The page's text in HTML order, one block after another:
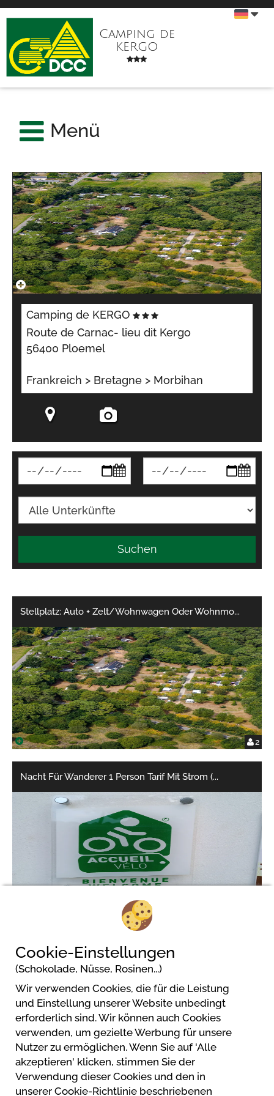
Camping de
KERGO
Menü
Camping de KERGO
Route de Carnac- lieu dit Kergo
56400 Ploemel
Frankreich > Bretagne > Morbihan
Suchen
2
Stellplatz: Auto + Zelt/Wohnwagen Oder Wohnmo...
Nacht Für Wanderer 1 Person Tarif Mit Strom (...
Camping de KERGO
Route de Carnac- lieu dit Kergo
56400 Ploemel
Cookie-Einstellungen
(Schokolade, Nüsse, Rosinen...)
Wir verwenden Cookies, die für die Leistung
und Einstellung unserer Website unbedingt
erforderlich sind. Wir können auch Cookies
verwenden, um gezielte Werbung für unsere
Nutzer zu ermöglichen. Wenn Sie auf 'Alle
akzeptieren' klicken, stimmen Sie der
Verwendung dieser Cookies und den in
unserer Cookie-Richtlinie beschriebenen